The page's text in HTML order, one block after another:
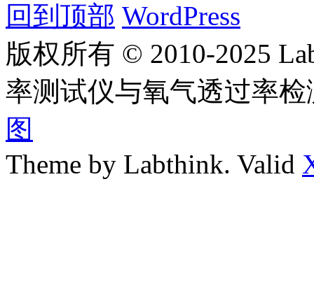
回到顶部 WordPress
版权所有 © 2010-2025
率测试仪与氧气透过率
图
Theme by Labthink. Valid